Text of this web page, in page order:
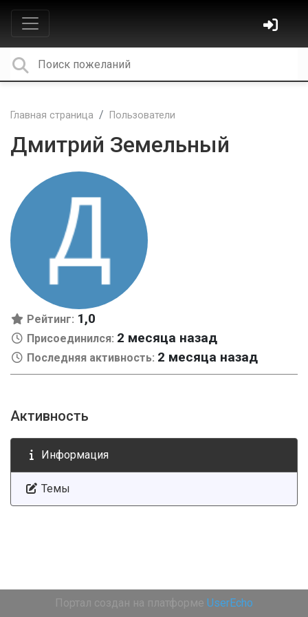
Главная страница Пользователи
Дмитрий Земельный
Рейтинг: 1,0
Присоединился: 2 месяца назад
Последняя активность: 2 месяца назад
Активность
Информация
Темы
Портал создан на платформе UserEcho